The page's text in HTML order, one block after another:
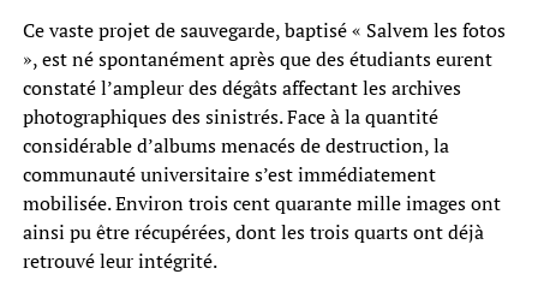
Ce vaste projet de sauvegarde, baptisé « Salvem les fotos
», est né spontanément après que des étudiants eurent
constaté l’ampleur des dégâts affectant les archives
photographiques des sinistrés. Face à la quantité
considérable d’albums menacés de destruction, la
communauté universitaire s’est immédiatement
mobilisée. Environ trois cent quarante mille images ont
ainsi pu être récupérées, dont les trois quarts ont déjà
retrouvé leur intégrité.